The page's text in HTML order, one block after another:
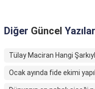
Diğer Güncel
Tülay Maciran Hangi
Ocak ayında fide ekimi